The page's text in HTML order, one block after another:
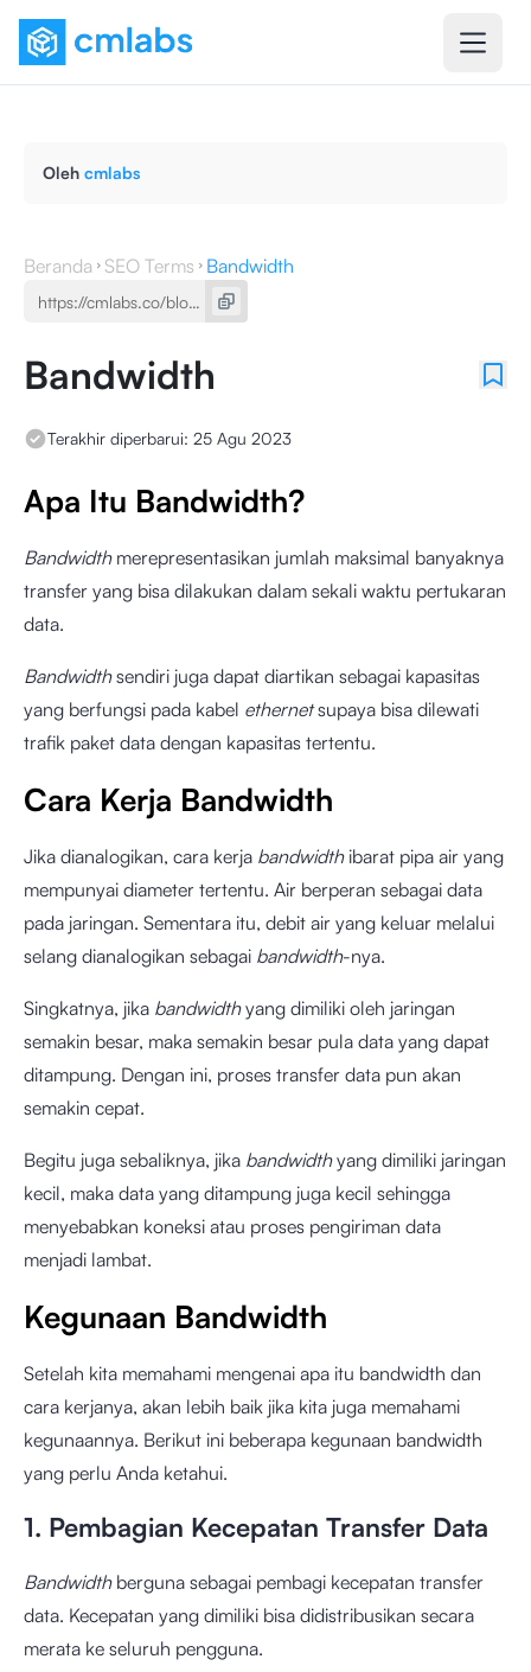
Oleh cmlabs
Beranda SEO Terms Bandwidth
Bandwidth
Terakhir diperbarui: 25 Agu 2023
Apa Itu Bandwidth?
Bandwidthmerepresentasikan jumlah maksimal banyaknya
transfer yang bisa dilakukan dalam sekali waktu pertukaran
data.
Bandwidthsendiri juga dapat diartikan sebagai kapasitas
yang berfungsi pada kabel ethernetsupaya bisa dilewati
trafik paket data dengan kapasitas tertentu.
Cara Kerja Bandwidth
Jika dianalogikan, cara kerja bandwidthibarat pipa air yang
mempunyai diameter tertentu. Air berperan sebagai data
pada jaringan. Sementara itu, debit air yang keluar melalui
selang dianalogikan sebagai bandwidth-nya.
Singkatnya, jika bandwidthyang dimiliki oleh jaringan
semakin besar, maka semakin besar pula data yang dapat
ditampung. Dengan ini, proses transfer data pun akan
semakin cepat.
Begitu juga sebaliknya, jika bandwidthyang dimiliki jaringan
kecil, maka data yang ditampung juga kecil sehingga
menyebabkan koneksi atau proses pengiriman data
menjadi lambat.
Kegunaan Bandwidth
Setelah kita memahami mengenai apa itu bandwidth dan
cara kerjanya, akan lebih baik jika kita juga memahami
kegunaannya. Berikut ini beberapa kegunaan bandwidth
yang perlu Anda ketahui.
1. Pembagian Kecepatan Transfer Data
Bandwidthberguna sebagai pembagi kecepatan transfer
data. Kecepatan yang dimiliki bisa didistribusikan secara
merata ke seluruh pengguna.